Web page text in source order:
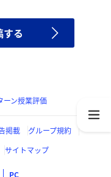
る
ーン授業評価
掲載
グループ規約
サイトマップ
PC